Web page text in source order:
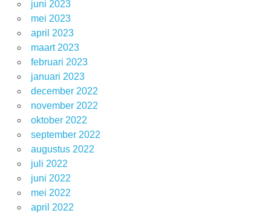
juni 2023
mei 2023
april 2023
maart 2023
februari 2023
januari 2023
december 2022
november 2022
oktober 2022
september 2022
augustus 2022
juli 2022
juni 2022
mei 2022
april 2022